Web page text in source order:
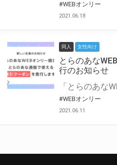
#WEBオンリー
2021.06.18
同人 女性向け
とらのあな
行のお知らせ
#WEBオンリー
2021.06.11